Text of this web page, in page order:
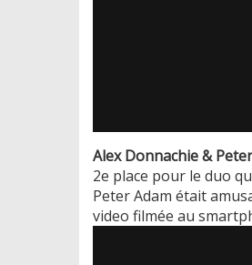
Alex Donnachie &
2e place pour le duo
Peter Adam était
video filmée au